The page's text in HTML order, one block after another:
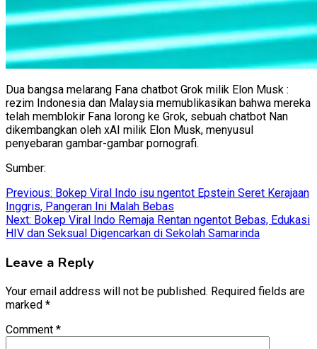
Dua bangsa melarang Fana chatbot Grok milik Elon Musk :
rezim Indonesia dan Malaysia memublikasikan bahwa mereka
telah memblokir Fana lorong ke Grok, sebuah chatbot Nan
dikembangkan oleh xAI milik Elon Musk, menyusul
penyebaran gambar-gambar pornografi.
Sumber:
Post
navigation
Previous: Bokep Viral Indo isu ngentot Epstein Seret Kerajaan
Inggris, Pangeran Ini Malah Bebas
Next: Bokep Viral Indo Remaja Rentan ngentot Bebas, Edukasi
HIV dan Seksual Digencarkan di Sekolah Samarinda
Leave a Reply
Your email address will not be published. Required fields are
marked *
Comment *